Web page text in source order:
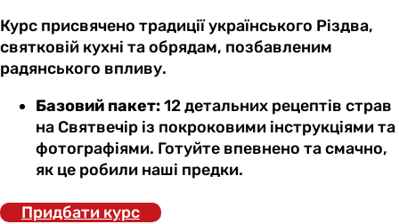
Курс присвячено традиції українського Різдва,
святковій кухні та обрядам, позбавленим
радянського впливу.
Базовий пакет:12 детальних рецептів страв
на Святвечір із покроковими інструкціями та
фотографіями. Готуйте впевнено та смачно,
як це робили наші предки.
Придбати курс